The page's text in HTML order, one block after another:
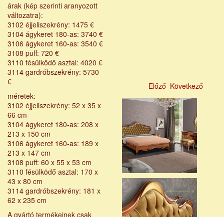
árak (kép szerinti aranyozott
változatra):
3102 éjjeliszekrény: 1475 €
3104 ágykeret 180-as: 3740 €
3106 ágykeret 160-as: 3540 €
3108 puff: 720 €
3110 fésülködő asztal: 4020 €
3114 gardróbszekrény: 5730
€
méretek:
3102 éjjeliszekrény: 52 x 35 x
66 cm
3104 ágykeret 180-as: 208 x
213 x 150 cm
3106 ágykeret 160-as: 189 x
213 x 147 cm
3108 puff: 60 x 55 x 53 cm
3110 fésülködő asztal: 170 x
43 x 80 cm
3114 gardróbszekrény: 181 x
62 x 235 cm
A gyártó termékeinek csak
Előző Következő